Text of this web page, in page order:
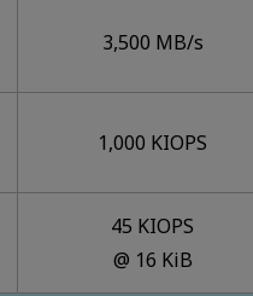
3,500 MB/s
1,000 KIOPS
45 KIOPS
@ 16 KiB